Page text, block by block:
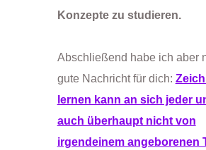
Konzepte zu studieren.
Abschließend habe ich aber
gute Nachricht für dich:
lernen kann an sich jeder
auch überhaupt nicht von
irgendeinem angeborenen